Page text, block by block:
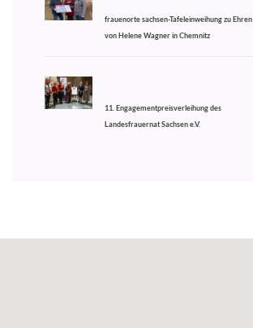
frauenorte sachsen-Tafeleinweihung zu Ehren
von Helene Wagner in Chemnitz
11. Engagementpreisverleihung des
Landesfrauernat Sachsen e.V.